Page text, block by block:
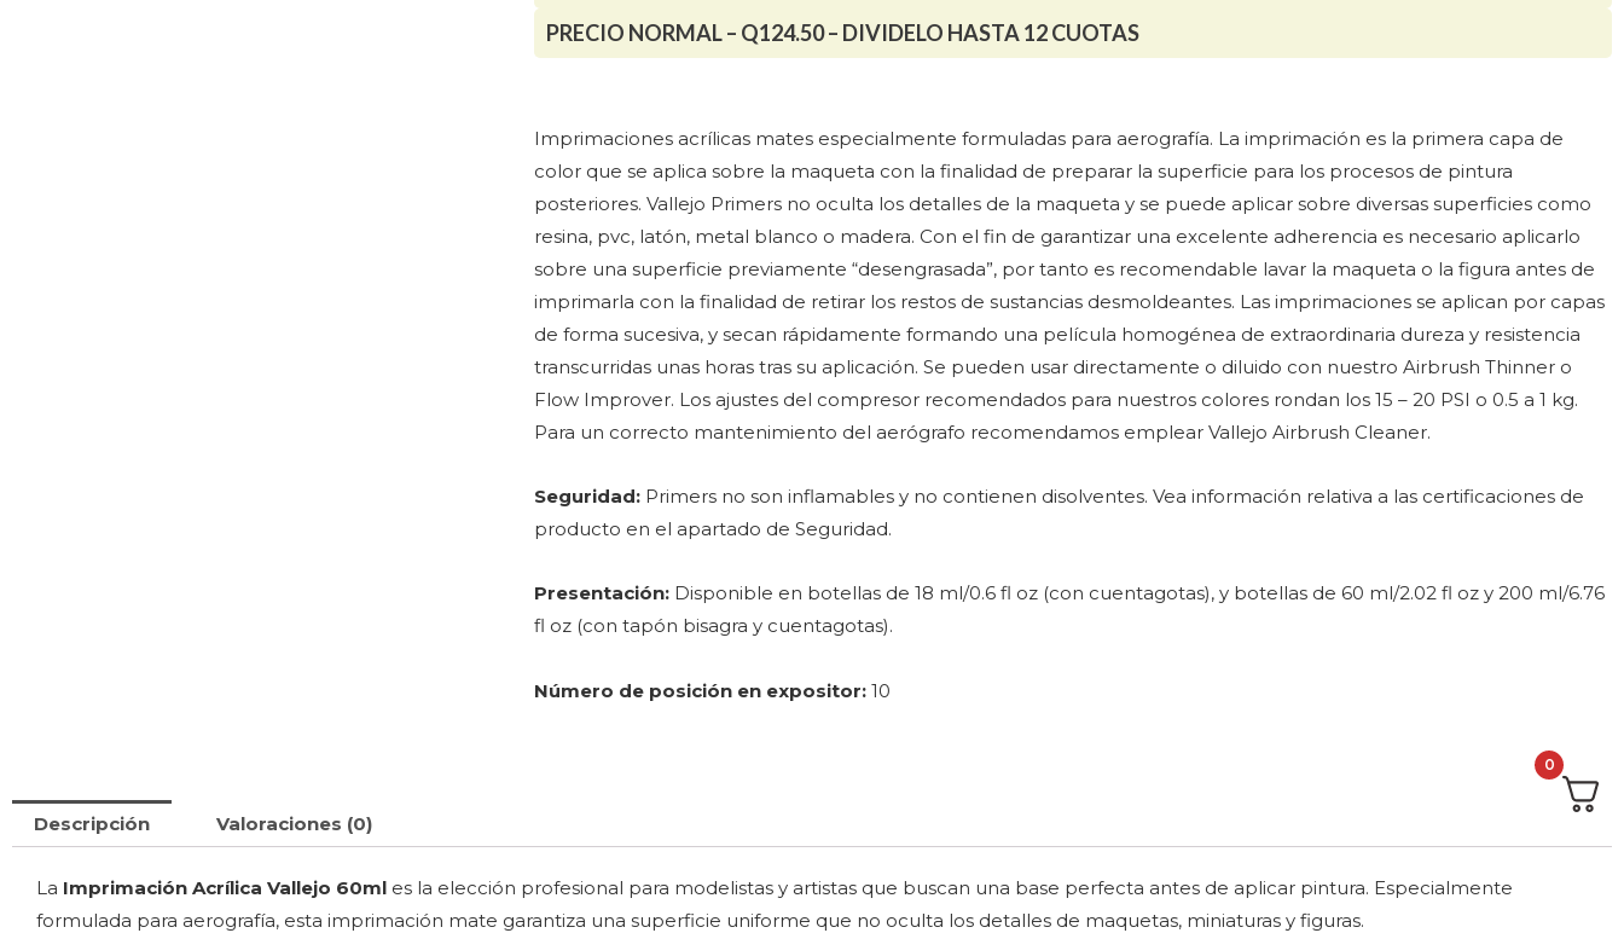
PRECIO NORMAL – Q124.50 – DIVIDELO HASTA 12 CUOTAS
Imprimaciones acrílicas mates especialmente formuladas para aerografía. La imprimación es la primera capa de
color que se aplica sobre la maqueta con la finalidad de preparar la superficie para los procesos de pintura
posteriores. Vallejo Primers no oculta los detalles de la maqueta y se puede aplicar sobre diversas superficies como
resina, pvc, latón, metal blanco o madera. Con el fin de garantizar una excelente adherencia es necesario aplicarlo
sobre una superficie previamente “desengrasada”, por tanto es recomendable lavar la maqueta o la figura antes de
imprimarla con la finalidad de retirar los restos de sustancias desmoldeantes. Las imprimaciones se aplican por capas
de forma sucesiva, y secan rápidamente formando una película homogénea de extraordinaria dureza y resistencia
transcurridas unas horas tras su aplicación. Se pueden usar directamente o diluido con nuestro Airbrush Thinner o
Flow Improver. Los ajustes del compresor recomendados para nuestros colores rondan los 15 – 20 PSI o 0.5 a 1 kg.
Para un correcto mantenimiento del aerógrafo recomendamos emplear Vallejo Airbrush Cleaner.
Seguridad: Primers no son inflamables y no contienen disolventes. Vea información relativa a las certificaciones de
producto en el apartado de Seguridad.
Presentación: Disponible en botellas de 18 ml/0.6 fl oz (con cuentagotas), y botellas de 60 ml/2.02 fl oz y 200 ml/6.76
fl oz (con tapón bisagra y cuentagotas).
Número de posición en expositor: 10
Descripción Valoraciones (0)
La Imprimación Acrílica Vallejo 60ml es la elección profesional para modelistas y artistas que buscan una base perfecta antes de aplicar pintura. Especialmente
formulada para aerografía, esta imprimación mate garantiza una superficie uniforme que no oculta los detalles de maquetas, miniaturas y figuras.
0